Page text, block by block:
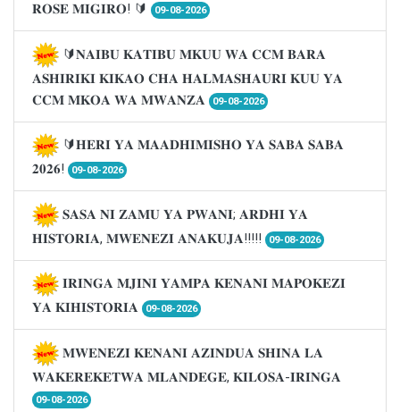
𝐑𝐎𝐒𝐄 𝐌𝐈𝐆𝐈𝐑𝐎! 🔰
09-08-2026
🔰𝐍𝐀𝐈𝐁𝐔 𝐊𝐀𝐓𝐈𝐁𝐔 𝐌𝐊𝐔𝐔 𝐖𝐀 𝐂𝐂𝐌 𝐁𝐀𝐑𝐀
𝐀𝐒𝐇𝐈𝐑𝐈𝐊𝐈 𝐊𝐈𝐊𝐀𝐎 𝐂𝐇𝐀 𝐇𝐀𝐋𝐌𝐀𝐒𝐇𝐀𝐔𝐑𝐈 𝐊𝐔𝐔 𝐘𝐀
𝐂𝐂𝐌 𝐌𝐊𝐎𝐀 𝐖𝐀 𝐌𝐖𝐀𝐍𝐙𝐀
09-08-2026
🔰𝐇𝐄𝐑𝐈 𝐘𝐀 𝐌𝐀𝐀𝐃𝐇𝐈𝐌𝐈𝐒𝐇𝐎 𝐘𝐀 𝐒𝐀𝐁𝐀 𝐒𝐀𝐁𝐀
𝟐𝟎𝟐𝟔!
09-08-2026
𝐒𝐀𝐒𝐀 𝐍𝐈 𝐙𝐀𝐌𝐔 𝐘𝐀 𝐏𝐖𝐀𝐍𝐈; 𝐀𝐑𝐃𝐇𝐈 𝐘𝐀
𝐇𝐈𝐒𝐓𝐎𝐑𝐈𝐀, 𝐌𝐖𝐄𝐍𝐄𝐙𝐈 𝐀𝐍𝐀𝐊𝐔𝐉𝐀!!!!!
09-08-2026
𝐈𝐑𝐈𝐍𝐆𝐀 𝐌𝐉𝐈𝐍𝐈 𝐘𝐀𝐌𝐏𝐀 𝐊𝐄𝐍𝐀𝐍𝐈 𝐌𝐀𝐏𝐎𝐊𝐄𝐙𝐈
𝐘𝐀 𝐊𝐈𝐇𝐈𝐒𝐓𝐎𝐑𝐈𝐀
09-08-2026
𝐌𝐖𝐄𝐍𝐄𝐙𝐈 𝐊𝐄𝐍𝐀𝐍𝐈 𝐀𝐙𝐈𝐍𝐃𝐔𝐀 𝐒𝐇𝐈𝐍𝐀 𝐋𝐀
𝐖𝐀𝐊𝐄𝐑𝐄𝐊𝐄𝐓𝐖𝐀 𝐌𝐋𝐀𝐍𝐃𝐄𝐆𝐄, 𝐊𝐈𝐋𝐎𝐒𝐀-𝐈𝐑𝐈𝐍𝐆𝐀
09-08-2026